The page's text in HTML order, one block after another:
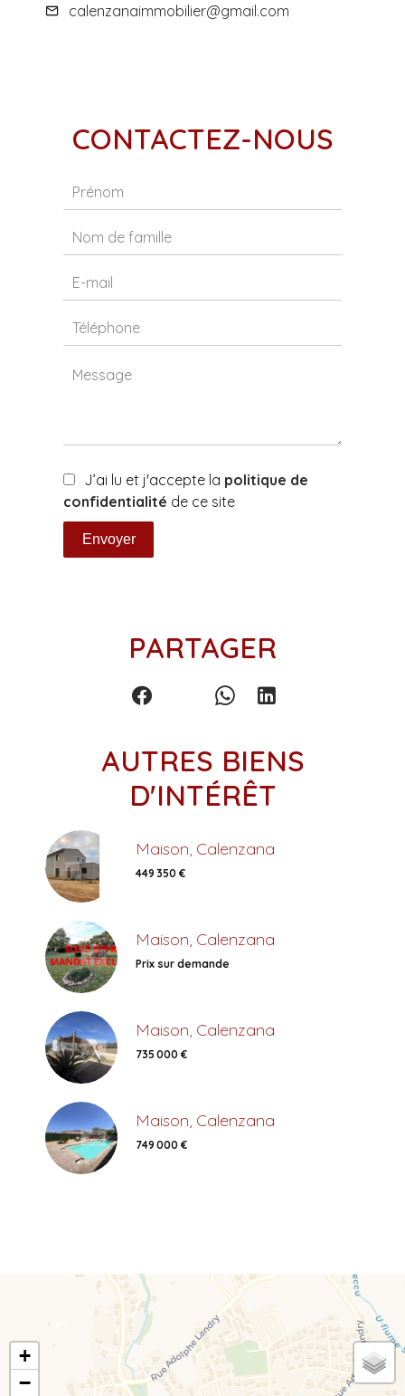
calenzanaimmobilier@gmail.com
CONTACTEZ-NOUS
J’ai lu et j'accepte la politique de
confidentialité de ce site
Envoyer
PARTAGER
AUTRES BIENS
D'INTÉRÊT
Maison, Calenzana
449 350 €
Maison, Calenzana
Prix sur demande
Maison, Calenzana
735 000 €
Maison, Calenzana
749 000 €
+
−